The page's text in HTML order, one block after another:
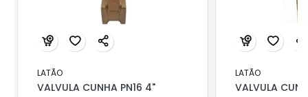
LATÃO
VALVULA CUNHA PN16 4"
LATÃO
VALVULA